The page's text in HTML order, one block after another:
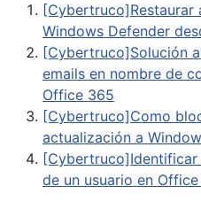
[Cybertruco]Restaurar
Windows Defender
[Cybertruco]Solución
emails en nombre de
Office 365
[Cybertruco]Como
actualización a
de un usuario en